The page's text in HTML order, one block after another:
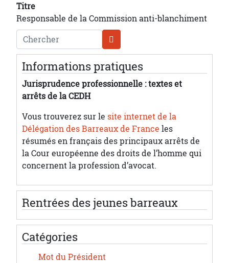
Titre
Responsable de la Commission anti-blanchiment
Chercher
Informations pratiques
Jurisprudence professionnelle : textes et
arrêts de la CEDH
Vous trouverez sur le site internet de la
Délégation des Barreaux de France les
résumés en français des principaux arrêts de
la Cour européenne des droits de l’homme qui
concernent la profession d’avocat.
Rentrées des jeunes barreaux
Catégories
Mot du Président